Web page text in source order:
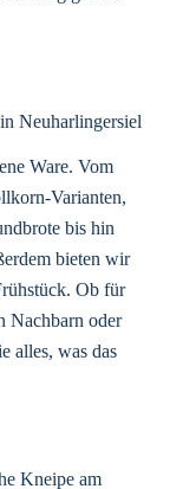
Ware. Vom
Varianten,
bis hin
bieten wir
Ob für
Nachbarn oder
alles, was das